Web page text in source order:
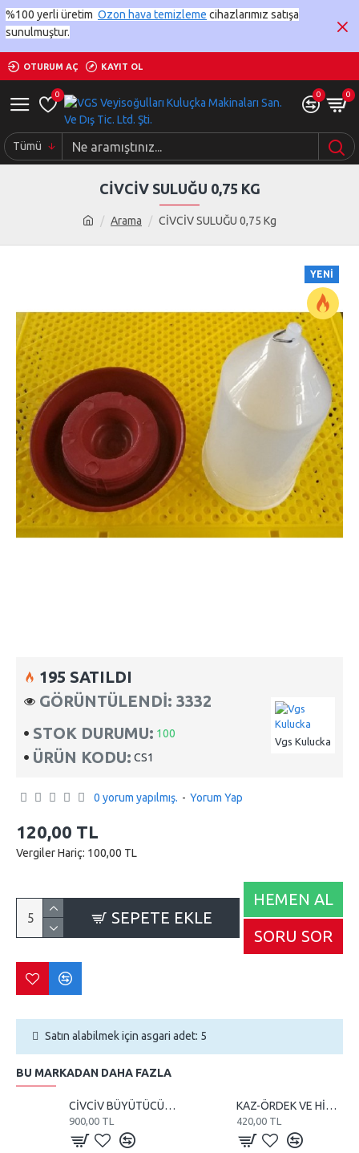
%100 yerli üretim Ozon hava temizleme cihazlarımız satışa
sunulmuştur.
OTURUM AÇ KAYIT OL
0 0 0
Tümü
Arama CİVCİV SULUĞU 0,75 Kg
CİVCİV SULUĞU 0,75 KG
YENI
STOK DURUMU: 100
ÜRÜN KODU: CS1
Vgs Kulucka
195 SATILDI
GÖRÜNTÜLENDI: 3332
0 yorum yapılmış. - Yorum Yap
120,00 TL
Vergiler Hariç: 100,00 TL
SEPETE EKLE
HEMEN AL
SORU SOR
Satın alabilmek için asgari adet: 5
BU MARKADAN DAHA FAZLA
CİVCİV BÜYÜTÜCÜ VE KULUÇKA 110 WATT REZİSTANS
900,00 TL
KAZ-ÖRDEK VE HİNDİ KULUÇKA MAKİNE TEREĞİ
420,00 TL